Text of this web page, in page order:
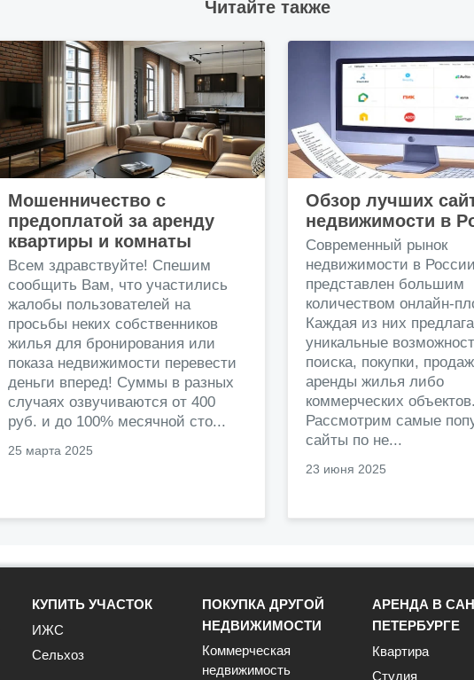
Читайте также
Мошенничество с
предоплатой за аренду
квартиры и комнаты
Всем здравствуйте! Спешим
сообщить Вам, что участились
жалобы пользователей на
просьбы неких собственников
жилья для бронирования или
показа недвижимости перевести
деньги вперед! Суммы в разных
случаях озвучиваются от 400
руб. и до 100% месячной сто...
25 марта 2025
Обзор лучших
недвижимости в
Современный рынок
недвижимости в России
представлен большим
количеством онлайн-
Каждая из них
уникальные
поиска, покупки,
аренды жилья либо
коммерческих объектов.
Рассмотрим самые
сайты по не...
23 июня 2025
КУПИТЬ УЧАСТОК
ИЖС
Сельхоз
ПОКУПКА ДРУГОЙ
НЕДВИЖИМОСТИ
Коммерческая
недвижимость
АРЕНДА В
ПЕТЕРБУРГЕ
Квартира
Студия